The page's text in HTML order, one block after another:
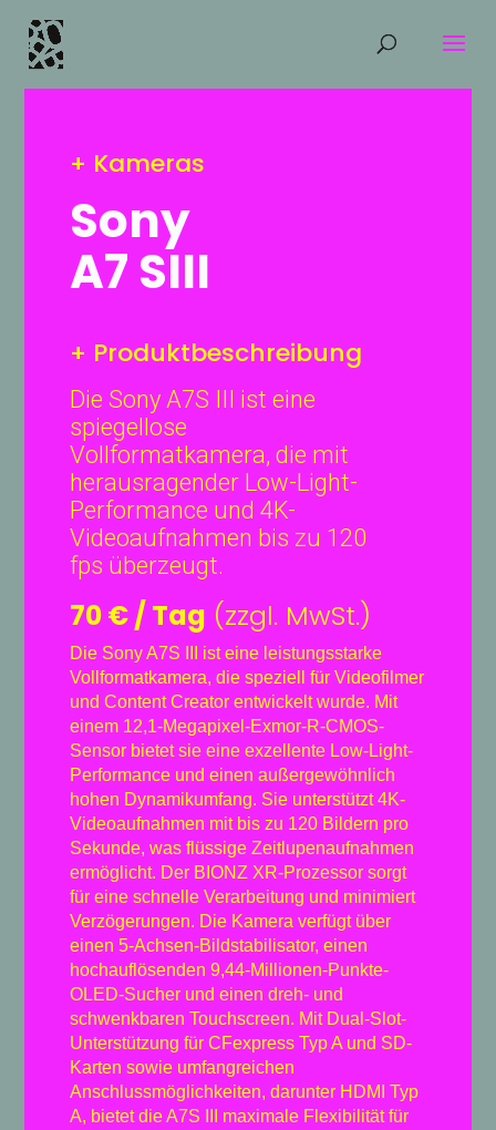
+ Kameras
Sony
A7 SIII
+ Produktbeschreibung
Die Sony A7S III ist eine
spiegellose
Vollformatkamera, die mit
herausragender Low-Light-
Performance und 4K-
Videoaufnahmen bis zu 120
fps überzeugt.
70 € / Tag (zzgl. MwSt.)
Die Sony A7S III ist eine leistungsstarke
Vollformatkamera, die speziell für Videofilmer
und Content Creator entwickelt wurde. Mit
einem 12,1-Megapixel-Exmor-R-CMOS-
Sensor bietet sie eine exzellente Low-Light-
Performance und einen außergewöhnlich
hohen Dynamikumfang. Sie unterstützt 4K-
Videoaufnahmen mit bis zu 120 Bildern pro
Sekunde, was flüssige Zeitlupenaufnahmen
ermöglicht. Der BIONZ XR-Prozessor sorgt
für eine schnelle Verarbeitung und minimiert
Verzögerungen. Die Kamera verfügt über
einen 5-Achsen-Bildstabilisator, einen
hochauflösenden 9,44-Millionen-Punkte-
OLED-Sucher und einen dreh- und
schwenkbaren Touchscreen. Mit Dual-Slot-
Unterstützung für CFexpress Typ A und SD-
Karten sowie umfangreichen
Anschlussmöglichkeiten, darunter HDMI Typ
A, bietet die A7S III maximale Flexibilität für